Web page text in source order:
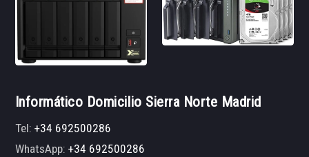
Informático Domicilio Sierra Norte Madrid
Tel:+34 692500286
WhatsApp:+34 692500286